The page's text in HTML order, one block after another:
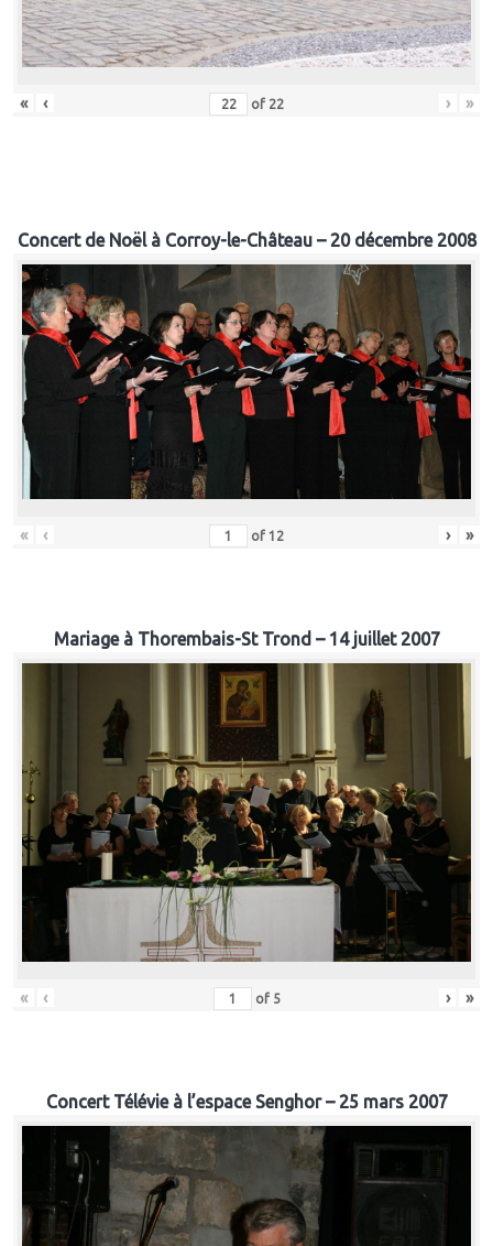
« ‹ of 22 › »
Concert de Noël à Corroy-le-Château – 20 décembre 2008
« ‹ of 12 › »
Mariage à Thorembais-St Trond – 14 juillet 2007
« ‹ of 5 › »
Concert Télévie à l’espace Senghor – 25 mars 2007